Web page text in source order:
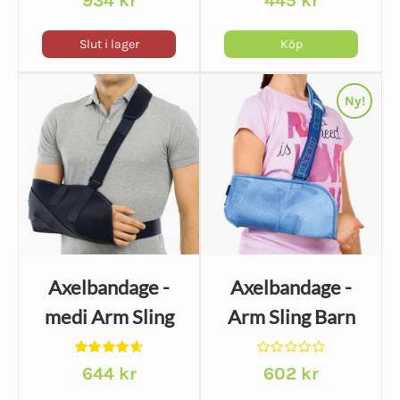
4.50av 5
Slut i lager
4.21av 5
Köp
Axelbandage -
medi Arm Sling
Betygsatt
4.67av 5
644 kr
Ny!
Axelbandage -
Arm Sling Barn
Betygsatt
602 kr